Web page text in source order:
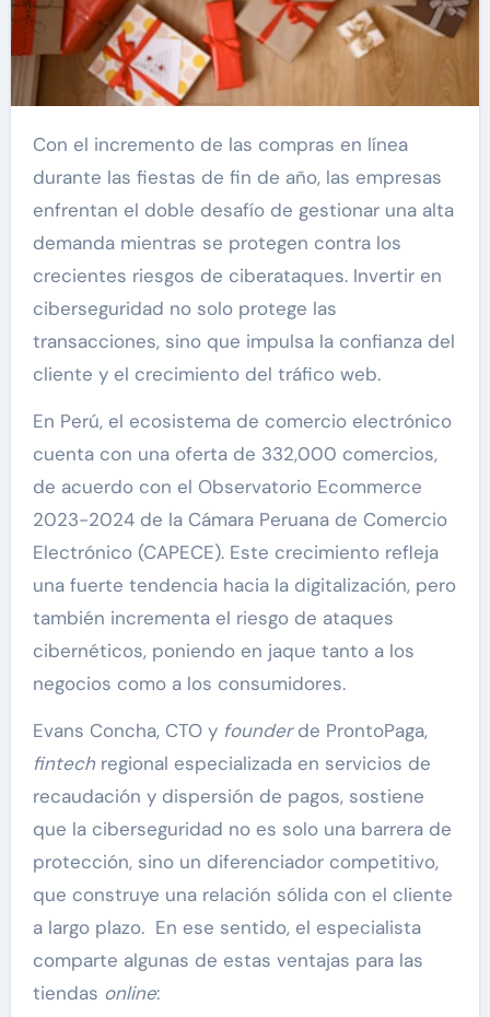
Con el incremento de las compras en línea
durante las fiestas de fin de año, las empresas
enfrentan el doble desafío de gestionar una alta
demanda mientras se protegen contra los
crecientes riesgos de ciberataques. Invertir en
ciberseguridad no solo protege las
transacciones, sino que impulsa la confianza del
cliente y el crecimiento del tráfico web.
En Perú, el ecosistema de comercio electrónico
cuenta con una oferta de 332,000 comercios,
de acuerdo con el Observatorio Ecommerce
2023-2024 de la Cámara Peruana de Comercio
Electrónico (CAPECE). Este crecimiento refleja
una fuerte tendencia hacia la digitalización, pero
también incrementa el riesgo de ataques
cibernéticos, poniendo en jaque tanto a los
negocios como a los consumidores.
Evans Concha, CTO y founderde ProntoPaga,
fintech regional especializada en servicios de
recaudación y dispersión de pagos, sostiene
que la ciberseguridad no es solo una barrera de
protección, sino un diferenciador competitivo,
que construye una relación sólida con el cliente
a largo plazo. En ese sentido, el especialista
comparte algunas de estas ventajas para las
tiendas online: